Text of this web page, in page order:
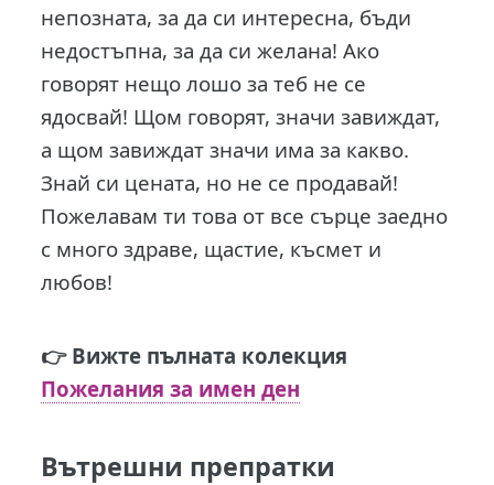
непозната, за да си интересна, бъди
недостъпна, за да си желана! Ако
говорят нещо лошo за теб не се
ядосвай! Щом говорят, значи завиждат,
а щом завиждат значи има за какво.
Знай си цената, но не се продавай!
Пожелавам ти това от все сърце заедно
с много здраве, щастие, късмет и
любов!
👉 Вижте пълната колекция
Пожелания за имен ден
Вътрешни препратки